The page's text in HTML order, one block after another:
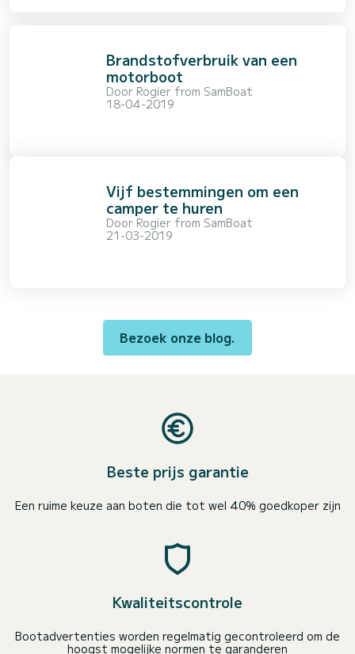
Brandstofverbruik van een
motorboot
Door Rogier from SamBoat
18-04-2019
Vijf bestemmingen om een
camper te huren
Door Rogier from SamBoat
21-03-2019
Bezoek onze blog.
Beste prijs garantie
Een ruime keuze aan boten die tot wel 40% goedkoper zijn
Kwaliteitscontrole
Bootadvertenties worden regelmatig gecontroleerd om de
hoogst mogelijke normen te garanderen